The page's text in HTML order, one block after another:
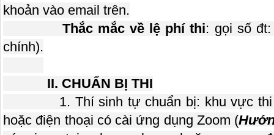
khoản vào email trên.
Thắc mắc về lệ phí thi: gọi số
chính).
II. CHUẨN BỊ THI
1. Thí sinh tự chuẩn bị: khu vực thi
hoặc điện thoại có cài ứng dụng Zoom (